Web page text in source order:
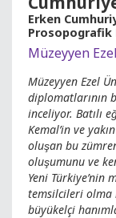
Erken
Prosopografik
Müzeyyen
Müzeyyen Ezel
diplomatlarının
inceliyor. Batılı
Kemal’in ve
oluşan bu
oluşumunu ve
Yeni Türkiye’nin
temsilcileri olma
büyükelçi